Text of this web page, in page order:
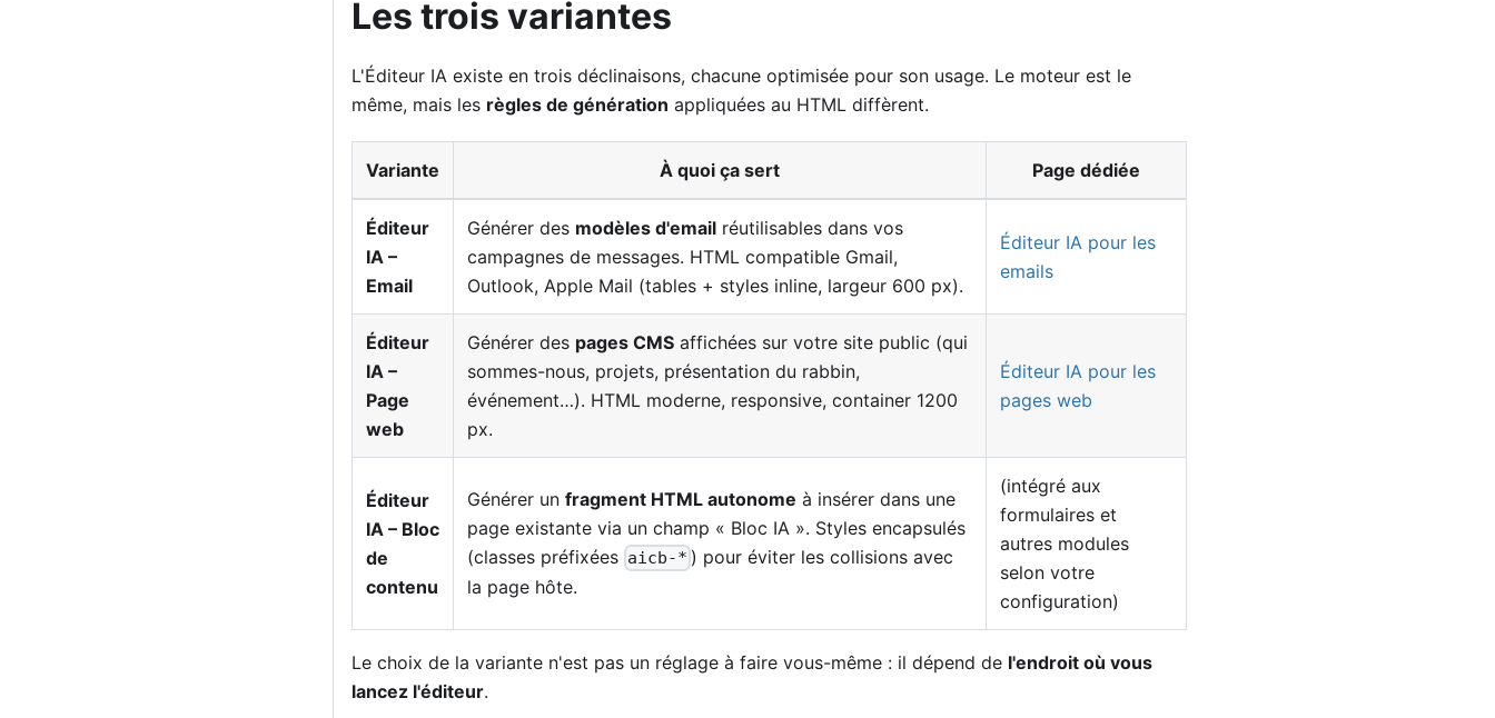
Les trois variantes
L'Éditeur IA existe en trois déclinaisons, chacune optimisée pour son usage. Le moteur est le
même, mais les règles de génération appliquées au HTML diffèrent.
Variante À quoi ça sert Page dédiée
Éditeur
IA –
Email
Générer des modèles d'email réutilisables dans vos
campagnes de messages. HTML compatible Gmail,
Outlook, Apple Mail (tables + styles inline, largeur 600 px).
Éditeur IA pour les
emails
Éditeur
IA –
Page
web
Générer des pages CMS affichées sur votre site public (qui
sommes-nous, projets, présentation du rabbin,
événement…). HTML moderne, responsive, container 1200
px.
Éditeur IA pour les
pages web
Éditeur
IA – Bloc
de
contenu
Générer un fragment HTML autonome à insérer dans une
page existante via un champ « Bloc IA ». Styles encapsulés
(classes préfixées aicb-* ) pour éviter les collisions avec
la page hôte.
(intégré aux
formulaires et
autres modules
selon votre
configuration)
Le choix de la variante n'est pas un réglage à faire vous-même : il dépend de l'endroit où vous
lancez l'éditeur.